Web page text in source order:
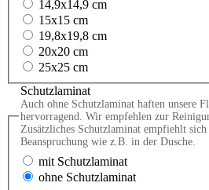
14,9x14,9 cm
15x15 cm
19,8x19,8 cm
20x20 cm
25x25 cm
Schutzlaminat
Auch ohne Schutzlaminat haften unsere
hervorragend. Wir empfehlen zur
Zusätzliches Schutzlaminat empfiehlt
Beanspruchung wie z.B. in der Dusche.
mit Schutzlaminat
ohne Schutzlaminat